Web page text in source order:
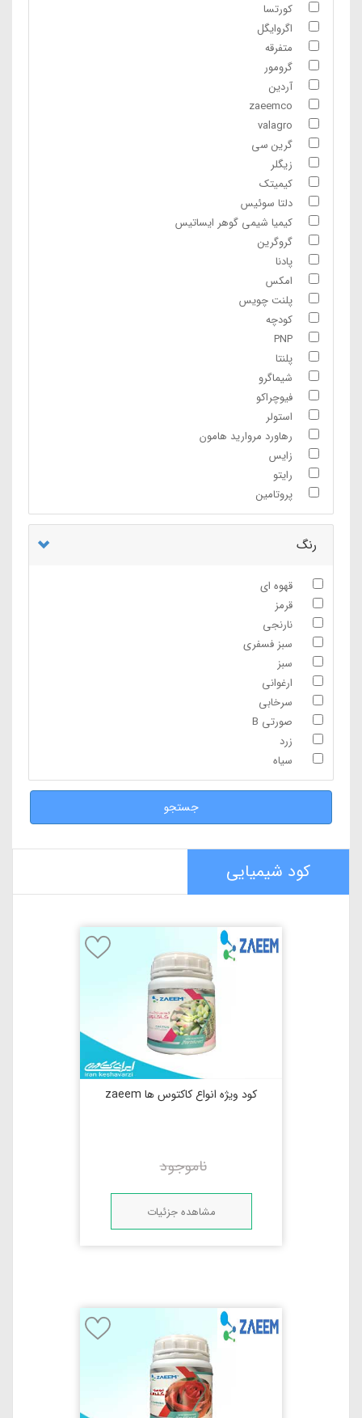
کورتسا
اگروایگل
متفرقه
گرومور
آردین
zaeemco
valagro
گرین سی
زیگلر
کیمیتک
دلتا سوئیس
کیمیا شیمی گوهر ایساتیس
گروگرین
پادنا
امکس
پلنت چویس
کودچه
PNP
پلنتا
شیماگرو
فیوچراکو
استولر
رهاورد مروارید هامون
زایس
رایتو
پروتامین
رنگ
قهوه ای
قرمز
نارنجی
سبز فسفری
سبز
ارغوانی
سرخابی
صورتی B
زرد
سیاه
جستجو
کود شیمیایی
کود ویژه انواع کاکتوس ها zaeem
ناموجود
مشاهده جزئیات